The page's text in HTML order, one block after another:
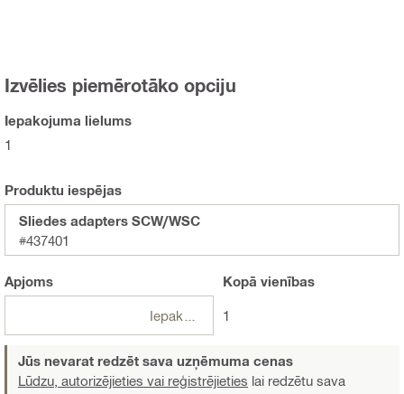
Izvēlies piemērotāko opciju
Iepakojuma lielums
1
Produktu iespējas
Sliedes adapters SCW/WSC
#437401
Apjoms Kopā vienības
1
Jūs nevarat redzēt sava uzņēmuma cenas
Lūdzu, autorizējieties vai reģistrējieties lai redzētu sava